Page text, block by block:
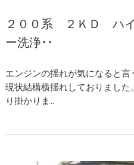
２００系 ２ＫＤ ハ
ー洗浄･･
エンジンの揺れが気になると言
現状結構横揺れしておりまし
り掛かりま..